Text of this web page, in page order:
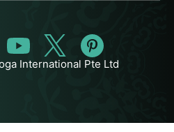
International Pte Ltd